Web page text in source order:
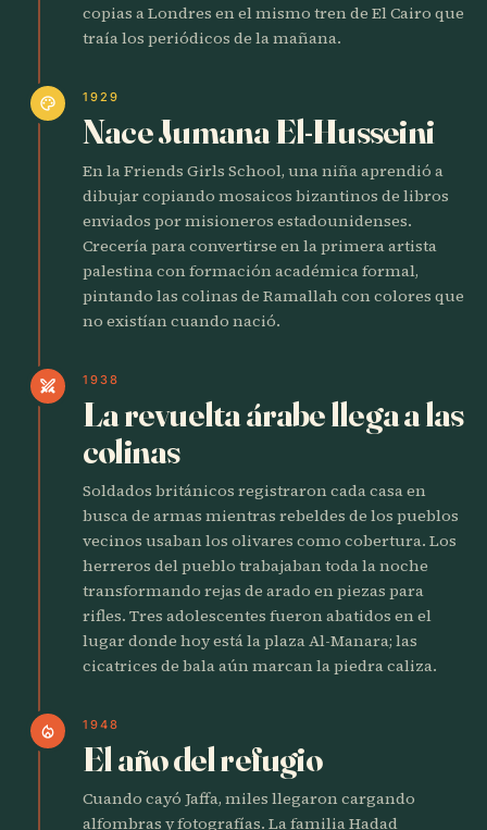
copias a Londres en el mismo tren de El Cairo que
traía los periódicos de la mañana.
palette 1929
Nace Jumana El-Husseini
En la Friends Girls School, una niña aprendió a
dibujar copiando mosaicos bizantinos de libros
enviados por misioneros estadounidenses.
Crecería para convertirse en la primera artista
palestina con formación académica formal,
pintando las colinas de Ramallah con colores que
no existían cuando nació.
swords 1938
La revuelta árabe llega a las
colinas
Soldados británicos registraron cada casa en
busca de armas mientras rebeldes de los pueblos
vecinos usaban los olivares como cobertura. Los
herreros del pueblo trabajaban toda la noche
transformando rejas de arado en piezas para
rifles. Tres adolescentes fueron abatidos en el
lugar donde hoy está la plaza Al-Manara; las
cicatrices de bala aún marcan la piedra caliza.
local_fire_department 1948
El año del refugio
Cuando cayó Jaffa, miles llegaron cargando
alfombras y fotografías. La familia Hadad